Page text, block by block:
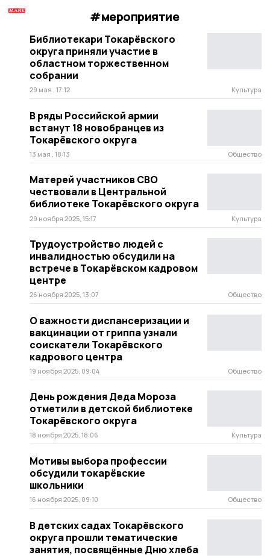
#мероприятие
Библиотекари Токарёвского
округа приняли участие в
областном торжественном
собрании
29 мая , 17:12 Культура
В ряды Российской армии
встанут 18 новобранцев из
Токарёвского округа
13 мая , 18:13 Общество
Матерей участников СВО
чествовали в Центральной
библиотеке Токарёвского округа
29 ноября 2025, 15:17 Культура
Трудоустройство людей с
инвалидностью обсудили на
встрече в Токарёвском кадровом
центре
26 ноября 2025, 13:07 Общество
О важности диспансеризации и
вакцинации от гриппа узнали
соискатели Токарёвского
кадрового центра
19 ноября 2025, 09:04 Общество
День рождения Деда Мороза
отметили в детской библиотеке
Токарёвского округа
18 ноября 2025, 18:06 Культура
Мотивы выбора профессии
обсудили токарёвские
школьники
16 ноября 2025, 09:10 Общество
В детских садах Токарёвского
округа прошли тематические
занятия, посвящённые Дню хлеба